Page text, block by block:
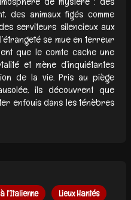
des animaux figés comme
serviteurs silencieux aux
se mue en terreur
que le comte cache une
et mène d’inquiétantes
de la vie. Pris au piège
ils découvrent que
enfouis dans les ténèbres
l'Italienne Lieux Hantés